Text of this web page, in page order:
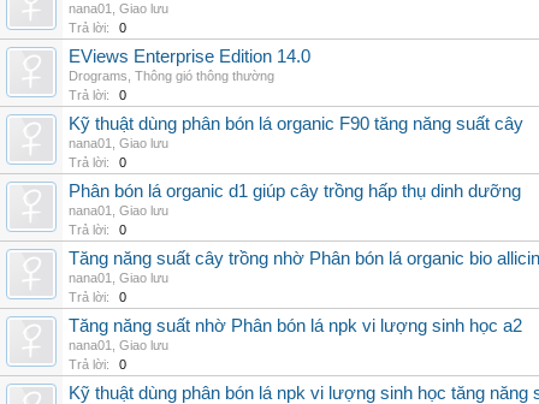
nana01
Giao lưu
Trả lời:
0
EViews Enterprise Edition 14.0
Drograms Thông gió thông thường
Trả lời:
0
Kỹ thuật dùng phân bón lá organic F90 tăng năng suất cây
nana01
Giao lưu
Trả lời:
0
Phân bón lá organic d1 giúp cây trồng hấp thụ dinh dưỡng
nana01
Giao lưu
Trả lời:
0
Tăng năng suất cây trồng nhờ Phân bón lá organic bio allicin
nana01
Giao lưu
Trả lời:
0
Tăng năng suất nhờ Phân bón lá npk vi lượng sinh học a2
nana01
Giao lưu
Trả lời:
0
Kỹ thuật dùng phân bón lá npk vi lượng sinh học tăng năng